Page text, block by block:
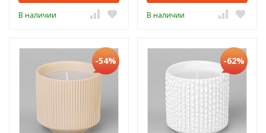
В наличии В наличии
-54% -62%